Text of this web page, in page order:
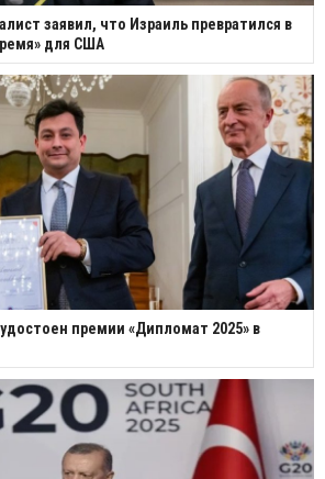
заявил, что Израиль превратился в
для США
премии «Дипломат 2025» в